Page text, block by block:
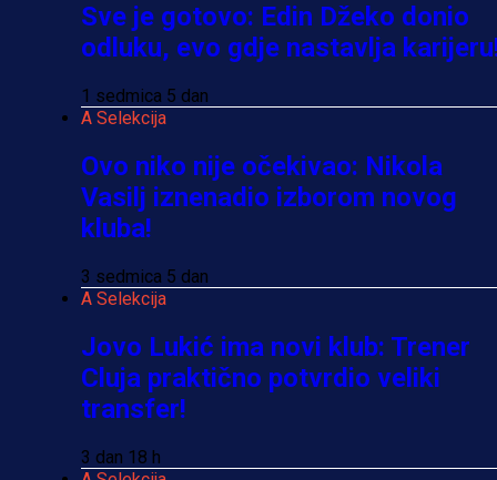
Sve je gotovo: Edin Džeko donio
odluku, evo gdje nastavlja
1 sedmica 5 dan
A Selekcija
Ovo niko nije očekivao: Nikola
Vasilj iznenadio izborom novog
kluba!
3 sedmica 5 dan
A Selekcija
Jovo Lukić ima novi klub: Trener
Cluja praktično potvrdio veliki
transfer!
3 dan 18 h